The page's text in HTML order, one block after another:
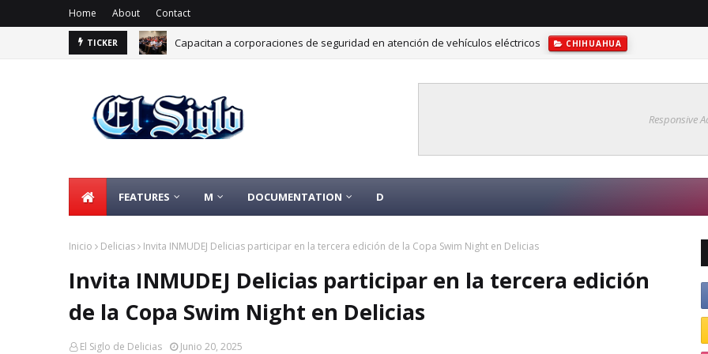
Home About Contact
TICKER
CHIHUAHUA
Impulsan certificación Punto Limpio para fortalecer la competitividad turística en Delicias
Responsive
FEATURES M DOCUMENTATION D
Inicio Delicias Invita INMUDEJ Delicias participar en la tercera edición de la Copa Swim Night en Delicias
Invita INMUDEJ Delicias participar en la tercera edición
de la Copa Swim Night en Delicias
El Siglo de Delicias Junio 20, 2025